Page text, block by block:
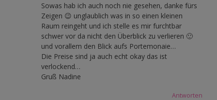
Sowas hab ich auch noch nie gesehen, danke fürs
Zeigen 😉 unglaublich was in so einen kleinen
Raum reingeht und ich stelle es mir furchtbar
schwer vor da nicht den Überblick zu verlieren 🙂
und vorallem den Blick aufs Portemonaie…
Die Preise sind ja auch echt okay das ist
verlockend…
Gruß Nadine
Antworten